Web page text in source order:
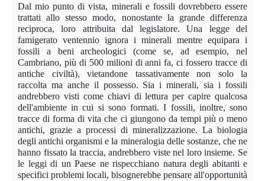
Dal mio punto di vista, minerali e fossili dovrebbero essere
trattati allo stesso modo, nonostante la grande differenza
reciproca, loro attribuita dal legislatore. Una legge del
famigerato ventennio ignora i minerali mentre equipara i
fossili a beni archeologici (come se, ad esempio, nel
Cambriano, più di 500 milioni di anni fa, ci fossero tracce di
antiche civiltà), vietandone tassativamente non solo la
raccolta ma anche il possesso. Sia i minerali, sia i fossili
andrebbero visti come chiavi di lettura per capire qualcosa
dell'ambiente in cui si sono formati. I fossili, inoltre, sono
tracce di forma di vita che ci giungono da tempi più o meno
antichi, grazie a processi di mineralizzazione. La biologia
degli antichi organismi e la mineralogia delle sostanze, che ne
hanno fissato la traccia, andrebbero viste nel loro insieme. Se
le leggi di un Paese ne rispecchiano natura degli abitanti e
specifici problemi locali, bisognerebbe pensare all'opportunità